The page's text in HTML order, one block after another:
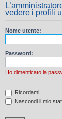
vedere i profili
Nome utente:
Password:
Ho dimenticato la
Ricordami
Nascondi il mio